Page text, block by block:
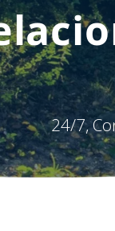
24/7,